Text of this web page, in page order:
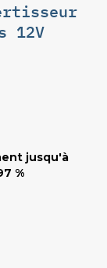
12V
jusqu'à
%